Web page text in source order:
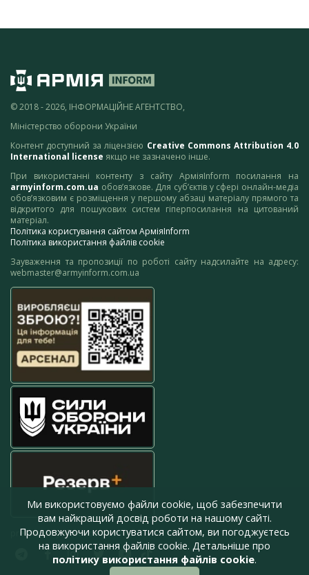
© 2018 - 2026, ІНФОРМАЦІЙНЕ АГЕНТСТВО,
Міністерство оборони України
Контент доступний за ліцензією Creative Commons Attribution 4.0
International license якщо не зазначено інше.
При використанні контенту з сайту АрміяInform посилання на
armyinform.com.ua обов’язкове. Для суб’єктів у сфері онлайн-медіа
обов’язковим є розміщення у першому абзаці матеріалу прямого та
відкритого для пошукових систем гіперпосилання на цитований
матеріал.
Політика користування сайтом АрміяInform
Політика використання файлів cookie
Зауваження та пропозиції по роботі сайту надсилайте на адресу:
webmaster@armyinform.com.ua
press@armyinform.com.ua
Ми використовуємо файли cookie, щоб забезпечити
вам найкращий досвід роботи на нашому сайті.
Продовжуючи користуватися сайтом, ви погоджуєтесь
на використання файлів cookie. Детальніше про
політику використання файлів cookie.